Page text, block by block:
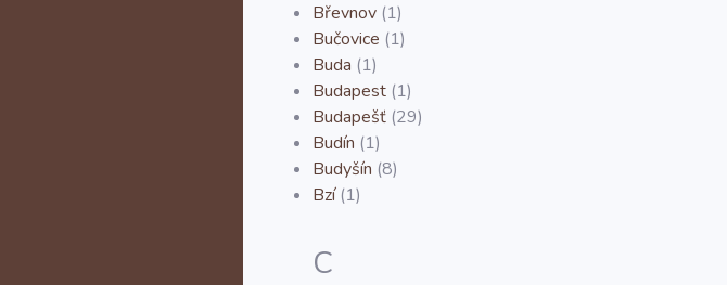
Břevnov (1)
Bučovice (1)
Buda (1)
Budapest (1)
Budapešť (29)
Budín (1)
Budyšín (8)
Bzí(1)
C